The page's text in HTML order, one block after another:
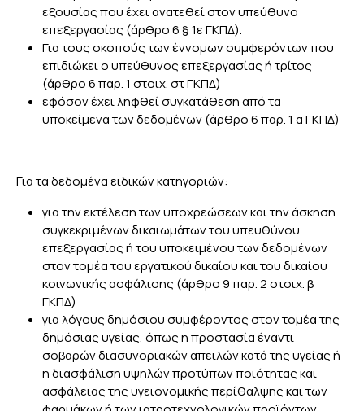
εξουσίας που έχει ανατεθεί στον υπεύθυνο
επεξεργασίας (άρθρο 6 § 1ε ΓΚΠΔ).
Για τους σκοπούς των έννομων συμφερόντων που
επιδιώκει ο υπεύθυνος επεξεργασίας ή τρίτος
(άρθρο 6 παρ. 1 στοιχ. στ ΓΚΠΔ)
εφόσον έχει ληφθεί συγκατάθεση από τα
υποκείμενα των δεδομένων (άρθρο 6 παρ. 1 α ΓΚΠΔ)
Για τα δεδομένα ειδικών κατηγοριών:
για την εκτέλεση των υποχρεώσεων και την άσκηση
συγκεκριμένων δικαιωμάτων του υπευθύνου
επεξεργασίας ή του υποκειμένου των δεδομένων
στον τομέα του εργατικού δικαίου και του δικαίου
κοινωνικής ασφάλισης (άρθρο 9 παρ. 2 στοιχ. β
ΓΚΠΔ)
για λόγους δημόσιου συμφέροντος στον τομέα της
δημόσιας υγείας, όπως η προστασία έναντι
σοβαρών διασυνοριακών απειλών κατά της υγείας ή
η διασφάλιση υψηλών προτύπων ποιότητας και
ασφάλειας της υγειονομικής περίθαλψης και των